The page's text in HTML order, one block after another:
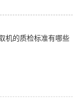
机的质检标准有哪些